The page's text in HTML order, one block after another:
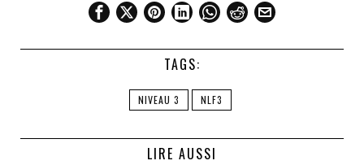
TAGS:
NIVEAU 3 NLF3
LIRE AUSSI